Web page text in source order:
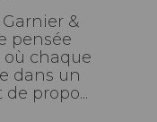
&
pensée
chaque
dans un
propo...